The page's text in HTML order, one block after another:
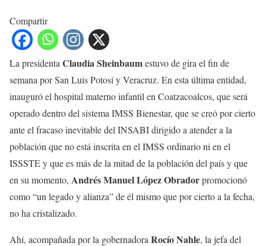
Compartir
La presidenta Claudia Sheinbaumestuvo de gira el fin de
semana por San Luis Potosí y Veracruz. En esta última entidad,
inauguró el hospital materno infantil en Coatzacoalcos, que será
operado dentro del sistema IMSS Bienestar, que se creó por cierto
ante el fracaso inevitable del INSABI dirigido a atender a la
población que no está inscrita en el IMSS ordinario ni en el
ISSSTE y que es más de la mitad de la población del país y que
en su momento, Andrés Manuel López Obradorpromocionó
como “un legado y alianza” de él mismo que por cierto a la fecha,
no ha cristalizado.
Ahí, acompañada por la gobernadora Rocío Nahle, la jefa del